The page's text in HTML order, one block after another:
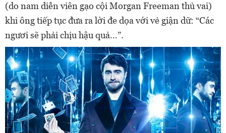
(do nam diễn viên gạo cội Morgan Freeman thủ vai)
khi ông tiếp tục đưa ra lời đe dọa với vẻ giận dữ: “Các
ngươi sẽ phải chịu hậu quả…”.